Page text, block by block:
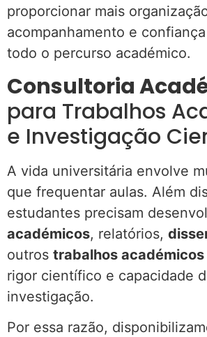
proporcionar mais
acompanhamento e
todo o percurso académico.
Consultoria
para Trabalhos
e Investigação
A vida universitária envolve
que frequentar aulas. Além
estudantes precisam
académicos, relatórios,
outros trabalhos académicos
rigor científico e capacidade
investigação.
Por essa razão,